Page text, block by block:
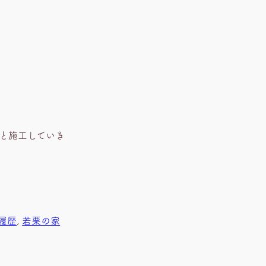
施工していき
歴, 若栗の家